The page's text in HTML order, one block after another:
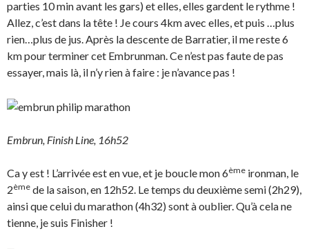
parties 10 min avant les gars) et elles, elles gardent le rythme !
Allez, c’est dans la tête ! Je cours 4km avec elles, et puis …plus
rien…plus de jus. Après la descente de Barratier, il me reste 6
km pour terminer cet Embrunman. Ce n’est pas faute de pas
essayer, mais là, il n’y rien à faire : je n’avance pas !
Embrun, Finish Line, 16h52
Ca y est ! L’arrivée est en vue, et je boucle mon 6ème ironman, le
2ème de la saison, en 12h52. Le temps du deuxième semi (2h29),
ainsi que celui du marathon (4h32) sont à oublier. Qu’à cela ne
tienne, je suis Finisher !